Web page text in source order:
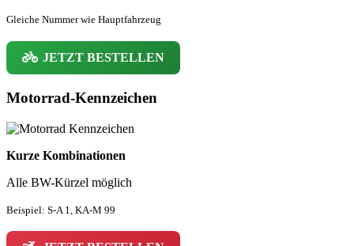
Gleiche Nummer wie Hauptfahrzeug
JETZT BESTELLEN
Motorrad-Kennzeichen
Kurze Kombinationen
Alle BW-Kürzel möglich
Beispiel: S-A 1, KA-M 99